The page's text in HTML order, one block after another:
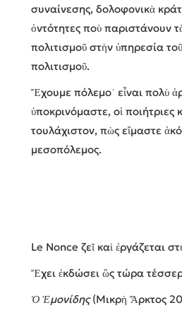
συναίνεσης, δολοφονικὰ
ὀντότητες ποὺ παριστάνουν
πολιτισμοῦ στὴν ὑπηρεσία
πολιτισμοῦ.
Ἔχουμε πόλεμο˙ εἶναι πολὺ
ὑποκρινόμαστε, οἱ ποιήτριες
τουλάχιστον, πὼς εἴμαστε
μεσοπόλεμος.
Le Nonce ζεῖ καὶ ἐργάζεται
Ἔχει ἐκδώσει ὣς τώρα
Ὁ Ἐμονίδης(Μικρὴ Ἄρκτος